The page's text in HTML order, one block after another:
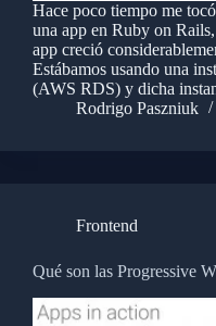
Hace poco tiempo me
una app en Ruby on
app creció
Estábamos usando una
(AWS RDS) y dicha
Rodrigo Paszniuk
Frontend
Qué son las Progressive